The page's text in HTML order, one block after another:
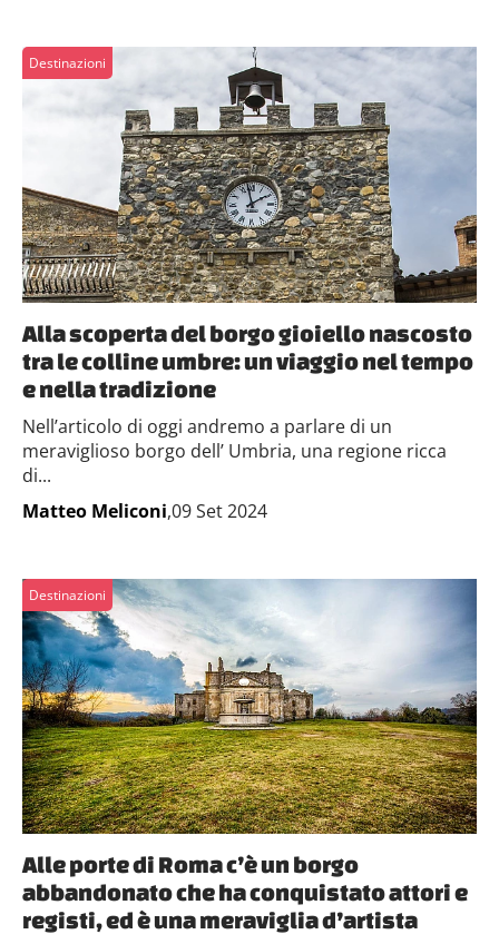
Destinazioni
Alla scoperta del borgo gioiello nascosto
tra le colline umbre: un viaggio nel tempo
e nella tradizione
Nell’articolo di oggi andremo a parlare di un
meraviglioso borgo dell’ Umbria, una regione ricca
di...
Matteo Meliconi,09 Set 2024
Destinazioni
Alle porte di Roma c’è un borgo
abbandonato che ha conquistato attori e
registi, ed è una meraviglia d’artista